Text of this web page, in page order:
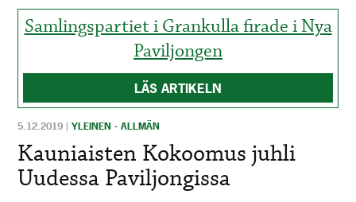
Samlingspartiet i Grankulla firade i Nya
Paviljongen
LÄS ARTIKELN
5.12.2019 |YLEINEN - ALLMÄN
Kauniaisten Kokoomus juhli
Uudessa Paviljongissa